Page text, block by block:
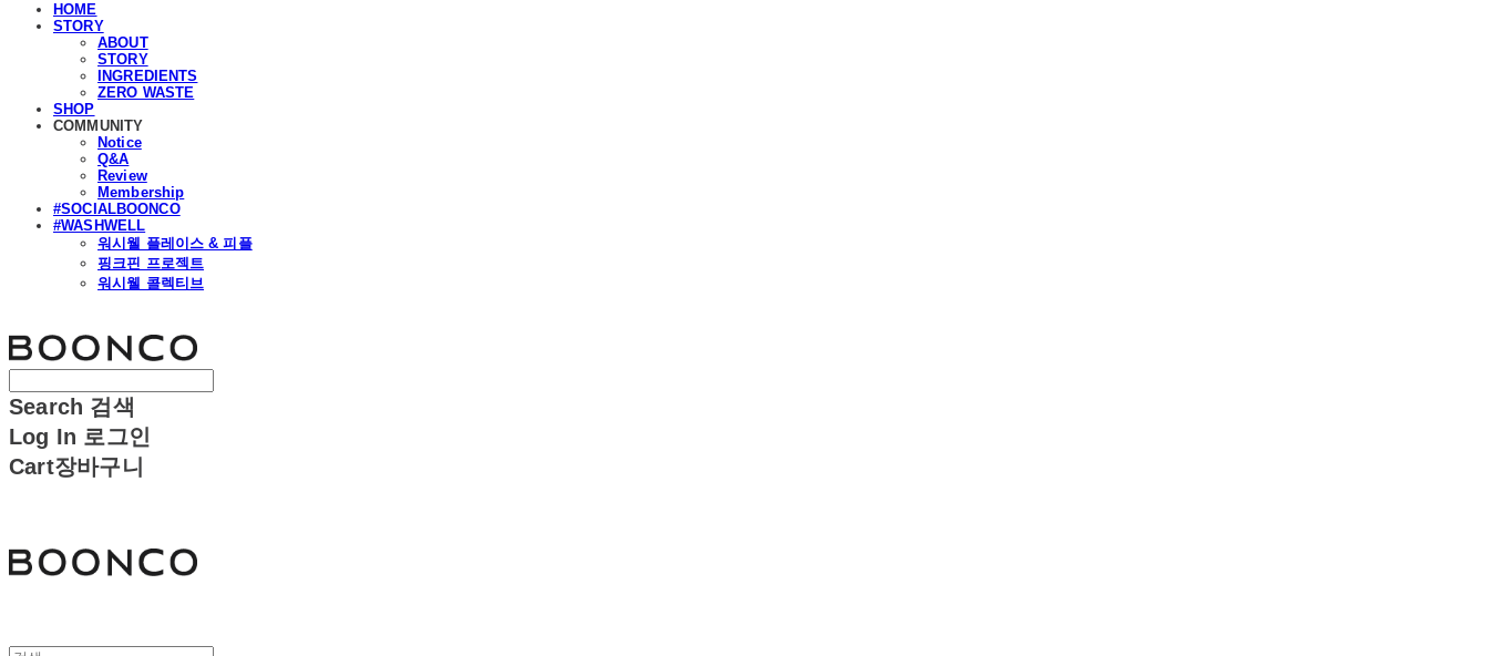
HOME
STORY
ABOUT
STORY
INGREDIENTS
ZERO WASTE
SHOP
COMMUNITY
Notice
Q&A
Review
Membership
#SOCIALBOONCO
#WASHWELL
워시웰 플레이스 & 피플
핑크핀 프로젝트
워시웰 콜렉티브
Search 검색
Log In 로그인
Cart장바구니